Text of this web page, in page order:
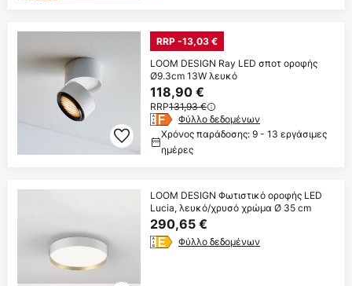
RRP -13,03 €
LOOM DESIGN Ray LED σποτ οροφής
Ø9.3cm 13W λευκό
118,90 €
RRP131,93 €
Φύλλο δεδομένων
Χρόνος παράδοσης: 9 - 13 εργάσιμες
ημέρες
LOOM DESIGN Φωτιστικό οροφής LED
Lucia, λευκό/χρυσό χρώμα Ø 35 cm
290,65 €
Φύλλο δεδομένων